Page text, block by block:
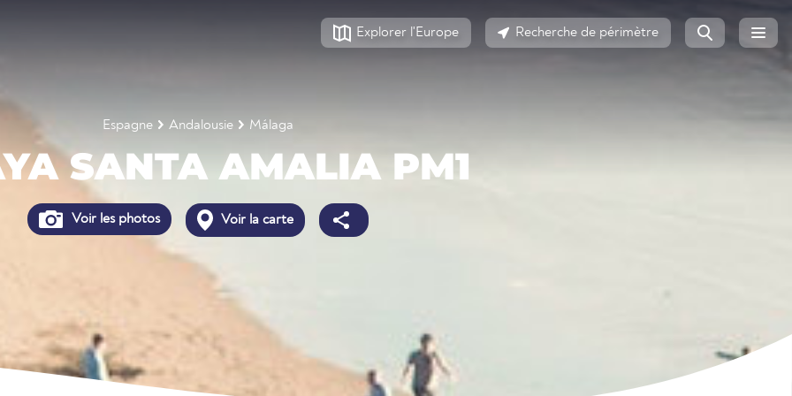
Explorer l'Europe Recherche de périmètre
Espagne Andalousie Málaga
SANTA AMALIA PM1
Voir les photos Voir la carte